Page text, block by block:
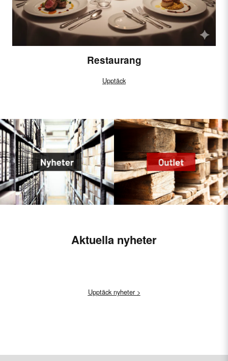
Restaurang
Upptäck
Aktuella nyheter
Upptäck nyheter >